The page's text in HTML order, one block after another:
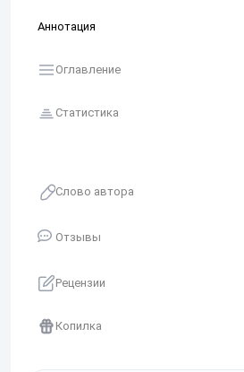
Аннотация
Оглавление
Статистика
Слово автора
Отзывы
Рецензии
Копилка